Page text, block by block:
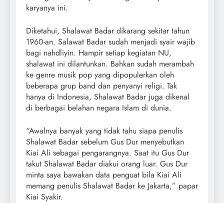
karyanya ini.
Diketahui, Shalawat Badar dikarang sekitar tahun
1960-an. Salawat Badar sudah menjadi syair wajib
bagi nahdliyin. Hampir setiap kegiatan NU,
shalawat ini dilantunkan. Bahkan sudah merambah
ke genre musik pop yang dipopulerkan oleh
beberapa grup band dan penyanyi religi. Tak
hanya di Indonesia, Shalawat Badar juga dikenal
di berbagai belahan negara Islam di dunia.
“Awalnya banyak yang tidak tahu siapa penulis
Shalawat Badar sebelum Gus Dur menyebutkan
Kiai Ali sebagai pengarangnya. Saat itu Gus Dur
takut Shalawat Badar diakui orang luar. Gus Dur
minta saya bawakan data penguat bila Kiai Ali
memang penulis Shalawat Badar ke Jakarta,” papar
Kiai Syakir.